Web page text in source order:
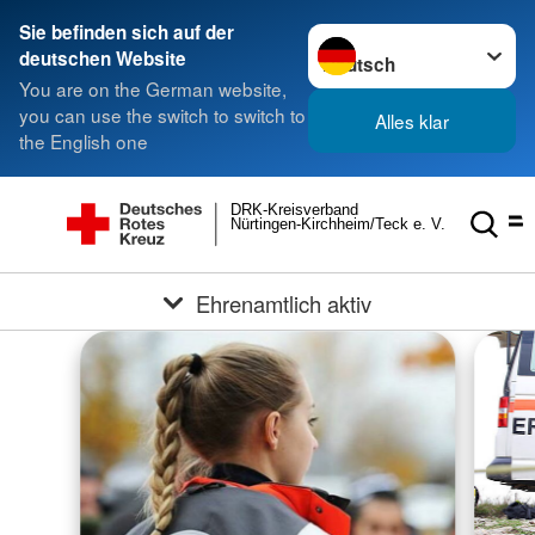
Sie befinden sich auf der
deutschen Website
You are on the German website,
you can use the switch to switch to
the English one
Sprache wechseln zu
Alles klar
Nürtingen-Kirchheim/Teck e. V.
DRK-Kreisverband
Ehrenamtlich aktiv